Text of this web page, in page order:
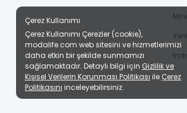
Çerez Kullanımı
Çerez Kullanımı Çerezler (cookie),
modalife.com web sitesini ve hizmetlerimizi
daha etkin bir şekilde sunmamızı
sağlamaktadır. Detaylı bilgi için Gizlilik ve
Kişisel Verilerin Korunması Politikası ile Çerez
Politikasını inceleyebilirsiniz.